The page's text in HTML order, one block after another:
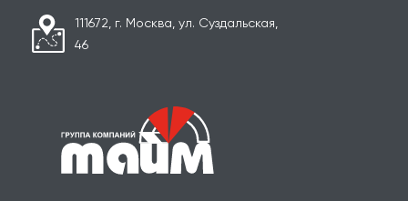
111672, г. Москва, ул. Суздальская,
46